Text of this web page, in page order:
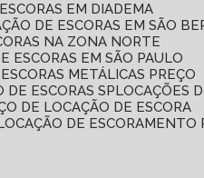
EM DIADEMA
DE ESCORAS EM SÃO
NA ZONA NORTE
ESCORAS EM SÃO PAULO
ESCORAS METÁLICAS PREÇO
DE ESCORAS SP LOCAÇÕES
DE LOCAÇÃO DE ESCORA
LOCAÇÃO DE ESCORAMENTO